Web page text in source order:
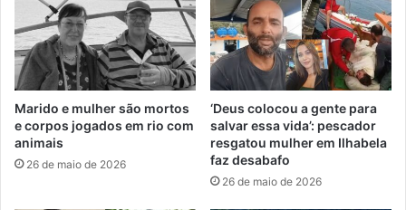
Marido e mulher são mortos
e corpos jogados em rio com
animais
26 de maio de 2026
‘Deus colocou a gente para
salvar essa vida’: pescador
resgatou mulher em Ilhabela
faz desabafo
26 de maio de 2026